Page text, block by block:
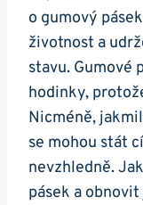
o gumový‌
⁢životnost a
stavu. Gumové
⁤hodinky,
Nicméně,‍
se⁢ mohou stát
nevzhledně.
pásek a